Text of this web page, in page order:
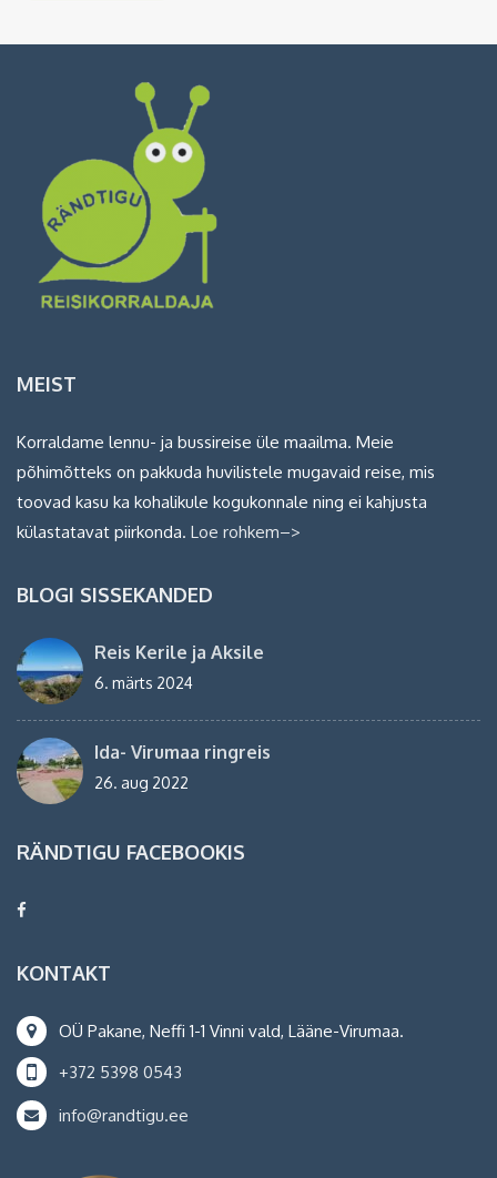
MEIST
Korraldame lennu- ja bussireise üle maailma. Meie
põhimõtteks on pakkuda huvilistele mugavaid reise, mis
toovad kasu ka kohalikule kogukonnale ning ei kahjusta
külastatavat piirkonda. Loe rohkem–>
BLOGI SISSEKANDED
Reis Kerile ja Aksile
6. märts 2024
Ida- Virumaa ringreis
26. aug 2022
RÄNDTIGU FACEBOOKIS
KONTAKT
OÜ Pakane, Neffi 1-1 Vinni vald, Lääne-Virumaa.
+372 5398 0543
info@randtigu.ee